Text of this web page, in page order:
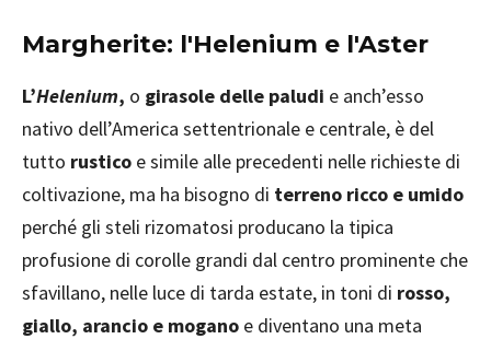
Margherite: l'Helenium e l'Aster
L’Helenium, o girasole delle paludi e anch’esso
nativo dell’America settentrionale e centrale, è del
tutto rustico e simile alle precedenti nelle richieste di
coltivazione, ma ha bisogno di terreno ricco e umido
perché gli steli rizomatosi producano la tipica
profusione di corolle grandi dal centro prominente che
sfavillano, nelle luce di tarda estate, in toni di rosso,
giallo, arancio e mogano e diventano una meta